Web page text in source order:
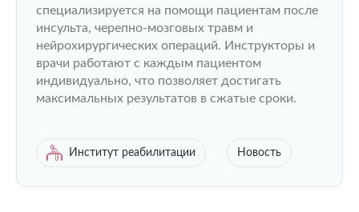
специализируется на помощи пациентам после
инсульта, черепно-мозговых травм и
нейрохирургических операций. Инструкторы и
врачи работают с каждым пациентом
индивидуально, что позволяет достигать
максимальных результатов в сжатые сроки.
Институт реабилитации Новость